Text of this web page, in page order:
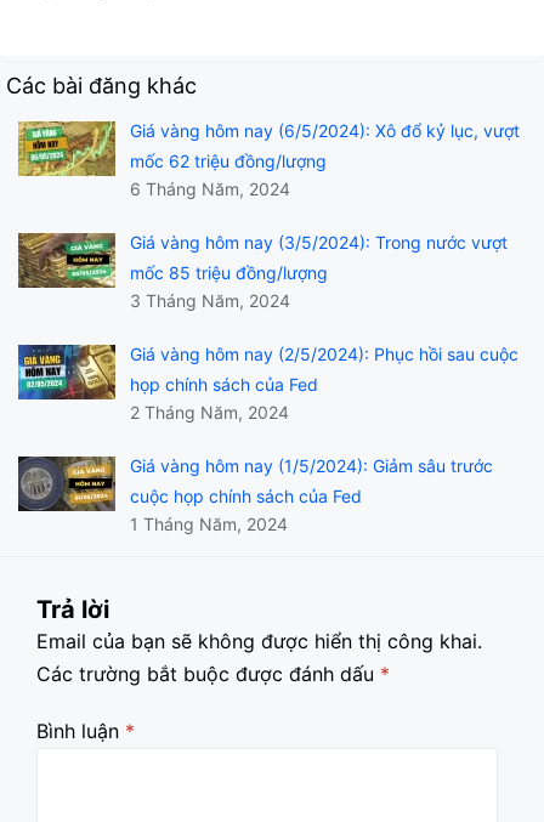
Các bài đăng khác
Giá vàng hôm nay (6/5/2024): Xô đổ kỷ lục, vượt
mốc 62 triệu đồng/lượng
6 Tháng Năm, 2024
Giá vàng hôm nay (3/5/2024): Trong nước vượt
mốc 85 triệu đồng/lượng
3 Tháng Năm, 2024
Giá vàng hôm nay (2/5/2024): Phục hồi sau cuộc
họp chính sách của Fed
2 Tháng Năm, 2024
Giá vàng hôm nay (1/5/2024): Giảm sâu trước
cuộc họp chính sách của Fed
1 Tháng Năm, 2024
Trả lời
Email của bạn sẽ không được hiển thị công khai.
Các trường bắt buộc được đánh dấu *
Bình luận *